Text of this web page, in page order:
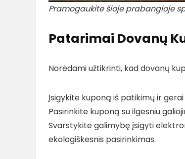
Pramogaukite šioje prabangioje
Patarimai Dovanų
Norėdami užtikrinti, kad dovanų
Įsigykite kuponą iš patikimų ir
Pasirinkite kuponą su ilgesniu
Svarstykite galimybę įsigyti
ekologiškesnis pasirinkimas.